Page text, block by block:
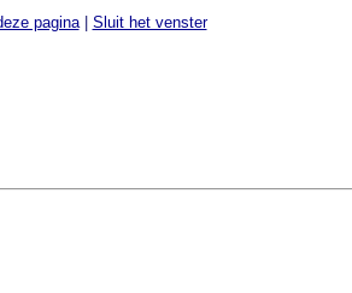
pagina| Sluit het venster